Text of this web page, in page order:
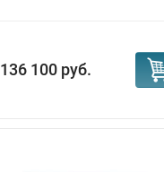
136 100 руб.